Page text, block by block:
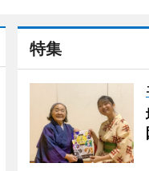
特集